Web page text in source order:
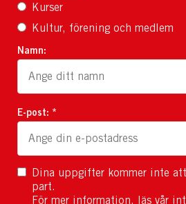
Kurser
Kultur, förening och medlem
Namn:
E-post: *
Dina uppgifter kommer inte
part.
För mer information, läs vår